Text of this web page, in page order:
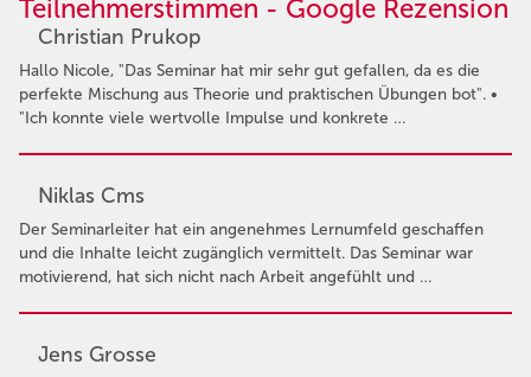
Teilnehmerstimmen - Google Rezension
Christian Prukop
Hallo Nicole, "Das Seminar hat mir sehr gut gefallen, da es die
perfekte Mischung aus Theorie und praktischen Übungen bot". •
"Ich konnte viele wertvolle Impulse und konkrete …
Niklas Cms
Der Seminarleiter hat ein angenehmes Lernumfeld geschaffen
und die Inhalte leicht zugänglich vermittelt. Das Seminar war
motivierend, hat sich nicht nach Arbeit angefühlt und …
Jens Grosse